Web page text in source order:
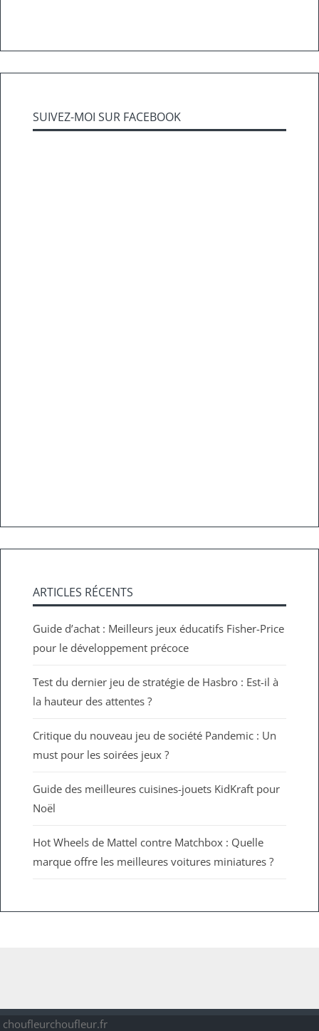
SUIVEZ-MOI SUR FACEBOOK
ARTICLES RÉCENTS
Guide d’achat : Meilleurs jeux éducatifs Fisher-Price
pour le développement précoce
Test du dernier jeu de stratégie de Hasbro : Est-il à
la hauteur des attentes ?
Critique du nouveau jeu de société Pandemic : Un
must pour les soirées jeux ?
Guide des meilleures cuisines-jouets KidKraft pour
Noël
Hot Wheels de Mattel contre Matchbox : Quelle
marque offre les meilleures voitures miniatures ?
choufleurchoufleur.fr